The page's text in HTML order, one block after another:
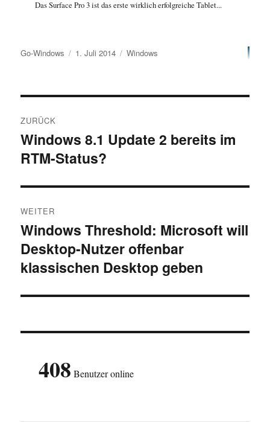
Das Surface Pro 3 ist das erste wirklich erfolgreiche Tablet...
Autor
Go-Windows
Veröffentlicht
1. Juli 2014 Kategorien
Windows
ZURÜCK
Vorheriger
Beitrag:
Windows 8.1 Update 2 bereits im
RTM-Status?
WEITER
Nächster
Beitrag:
Windows Threshold: Microsoft will
Desktop-Nutzer offenbar
klassischen Desktop geben
408 Benutzer online